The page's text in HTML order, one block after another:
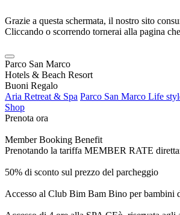
Grazie a questa schermata, il nostro sito
Cliccando o scorrendo tornerai alla pagina
Parco San Marco
Hotels & Beach Resort
Buoni Regalo
Aria Retreat & Spa Parco San Marco Life
Shop
Prenota ora
Member Booking Benefit
Prenotando la tariffa MEMBER RATE
50% di sconto sul prezzo del parcheggio
Accesso al Club Bim Bam Bino per bambini